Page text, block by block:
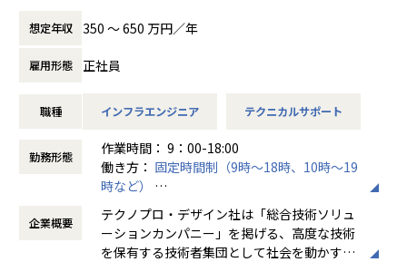
・マルチプロダクト／マルチクラウドの設計力：単一環境に
・DevSecOps／シフトレフトの実践 ：CI/CDにセキュリティ
を組み込む設計・運用
・セキュリティガバナンス構築の経験：全社統制の設計、IS
MS／SOC2 等の認証対応も視野に
・オブザーバビリティ基盤の設計力：監視・ログ・パフォー
・技術リード・標準化・育成のマネジメントスキル：チーム
輸送用機器、産業用機械、精密機器、電子部品、医療機器な
ど幅広い業界において、多様なプロジェクトからエンジニア
が高度な技術経験を積むことのできる環境を提供していま
す。
促進し、エンジニア一人ひとりの専門性向上と高付加価値化
・生産ライン・搬送設備・工作機械・産業ロボットの点検・
・設備の故障対応・トラブルシューティング・修理
・消耗部品の交換・在庫管理
想定年収 350 〜 650 万円／年
雇用形態 正社員
職種 インフラエンジニア テクニカルサポート
勤務形態
作業時間： 9：00-18:00
働き方： 固定時間制（9時～18時、10時～19
時など）
時間外労働の有無： 有（月平均20時間）
休憩時間： 60分
企業概要
テクノプロ・デザイン社は「総合技術ソリュ
ーションカンパニー」を掲げる、高度な技術
を保有する技術者集団として社会を動かすこ